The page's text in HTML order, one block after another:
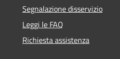
Segnalazione disservizio
Leggi le FAQ
Richiesta assistenza